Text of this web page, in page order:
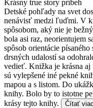
Krásny true story príbeh
Detské pohľady na svet
nenávisť medzi ľuďmi. V
spôsobom, aký nie je
bola asi raz, neorientujem
spôsob orientácie
drsných udalostí sa
vedieť. Knižka je krásna
sú vylepšené iné pekné
mapou a s listom. Do
knihy. Bolo by to istotne
krásy tejto knihy.
Čítať viac